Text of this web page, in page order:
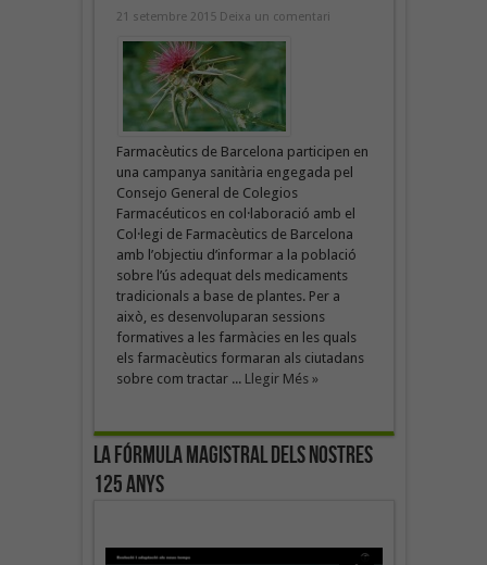
21 setembre 2015 Deixa un comentari
Farmacèutics de Barcelona participen en
una campanya sanitària engegada pel
Consejo General de Colegios
Farmacéuticos en col·laboració amb el
Col·legi de Farmacèutics de Barcelona
amb l’objectiu d’informar a la població
sobre l’ús adequat dels medicaments
tradicionals a base de plantes. Per a
això, es desenvoluparan sessions
formatives a les farmàcies en les quals
els farmacèutics formaran als ciutadans
sobre com tractar ... Llegir Més »
La fórmula magistral dels nostres
125 anys